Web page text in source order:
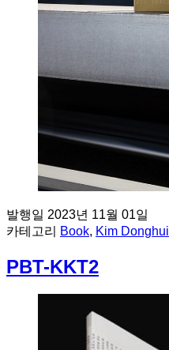
발행일 2023년 11월 01일
카테고리
Book, Kim Donghui
PBT-KKT2